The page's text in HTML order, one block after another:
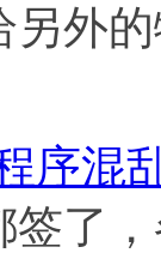
另外
序混
签了